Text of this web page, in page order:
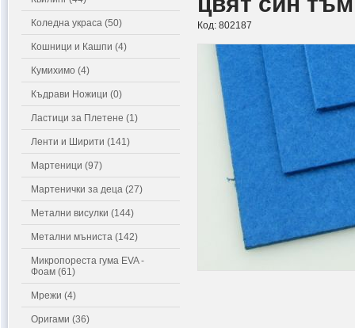
Коледна украса (50)
Кошници и Кашпи (4)
Кумихимо (4)
Къдрави Ножици (0)
Ластици за Плетене (1)
Ленти и Ширити (141)
Мартеници (97)
Мартенички за деца (27)
Метални висулки (144)
Метални мъниста (142)
Микропореста гума EVA -
Фоам (61)
Мрежи (4)
Оригами (36)
Код: 802187